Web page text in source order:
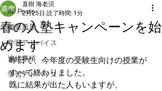
All Posts
授業風景
学習アドバイス
連絡事項
学習アドバイス
春の入塾キャンペーンを始
めます
直樹 海老沼
2月25日 読了時間: 1分
昨日で、今年度の受験生向けの授業が
すべて終わりました。
既に結果が出た人もいますが、